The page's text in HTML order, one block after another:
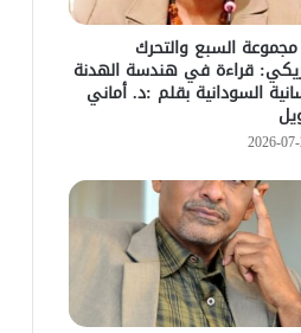
مجموعة السبع والتحرك
قراءة في هندسة الهدنة
السودانية بقلم :د. أماني
2026-